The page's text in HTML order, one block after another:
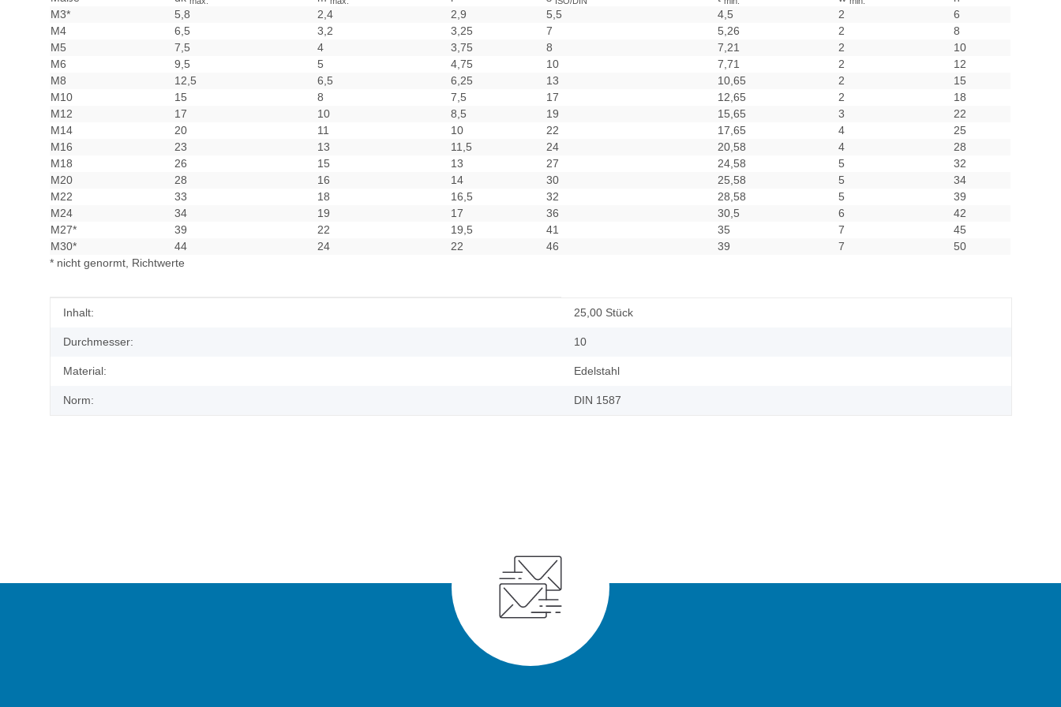
M3*
5,8 2,4 2,9 5,5 4,5 2
6
M4
6,5 3,2 3,25 7 5,26 2
8
M5
7,5 4 3,75 8 7,21 2
10
M6
9,5 5 4,75 10 7,71 2
12
M8
12,5 6,5 6,25 13 10,65 2
15
M10
15 8 7,5 17 12,65 2
18
M12
17 10 8,5 19 15,65 3
22
M14
20 11 10 22 17,65 4
25
M16
23 13 11,5 24 20,58 4
28
M18
26 15 13 27 24,58 5
32
M20
28 16 14 30 25,58 5
34
M22
33 18 16,5 32 28,58 5
39
M24
34 19 17 36 30,5 6
42
M27*
39 22 19,5 41 35 7
45
M30*
44 24 22 46 39 7
50
* nicht genormt, Richtwerte
Produkteigenschaft
Wert
Inhalt: 25,00 Stück
Durchmesser: 10
Material: Edelstahl
Norm: DIN 1587